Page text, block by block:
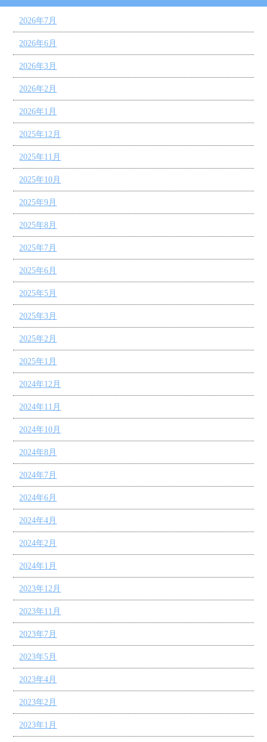
2026年7月
2026年6月
2026年3月
2026年2月
2026年1月
2025年12月
2025年11月
2025年10月
2025年9月
2025年8月
2025年7月
2025年6月
2025年5月
2025年3月
2025年2月
2025年1月
2024年12月
2024年11月
2024年10月
2024年8月
2024年7月
2024年6月
2024年4月
2024年2月
2024年1月
2023年12月
2023年11月
2023年7月
2023年5月
2023年4月
2023年2月
2023年1月